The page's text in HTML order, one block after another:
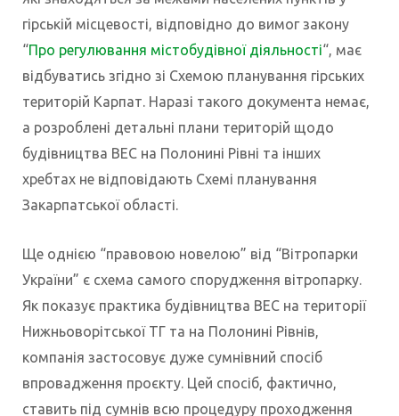
гірській місцевості, відповідно до вимог закону
“Про регулювання містобудівної діяльності“, має
відбуватись згідно зі Схемою планування гірських
територій Карпат. Наразі такого документа немає,
а розроблені детальні плани територій щодо
будівництва ВЕС на Полонині Рівні та інших
хребтах не відповідають Схемі планування
Закарпатської області.
Ще однією “правовою новелою” від “Вітропарки
України” є схема самого спорудження вітропарку.
Як показує практика будівництва ВЕС на території
Нижньоворітської ТГ та на Полонині Рівнів,
компанія застосовує дуже сумнівний спосіб
впровадження проєкту. Цей спосіб, фактично,
ставить під сумнів всю процедуру проходження